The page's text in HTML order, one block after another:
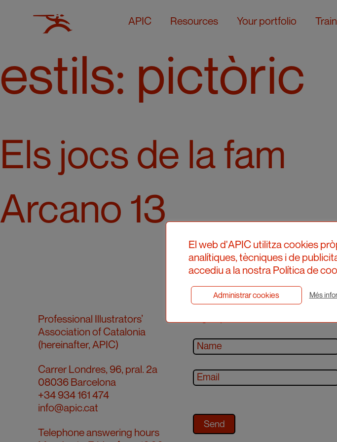
APIC Resources Your portfolio
estils: pictòric
Els jocs de la fam
Arcano 13
Professional Illustrators’
Association of Catalonia
(hereinafter, APIC)
Carrer Londres, 96, pral. 2a
08036 Barcelona
+34 934 161 474
info@apic.cat
Telephone answering hours
El web d'APIC utilitza cookies
analítiques, tècniques i de
accediu a la nostra Política de
Administrar cookies Més